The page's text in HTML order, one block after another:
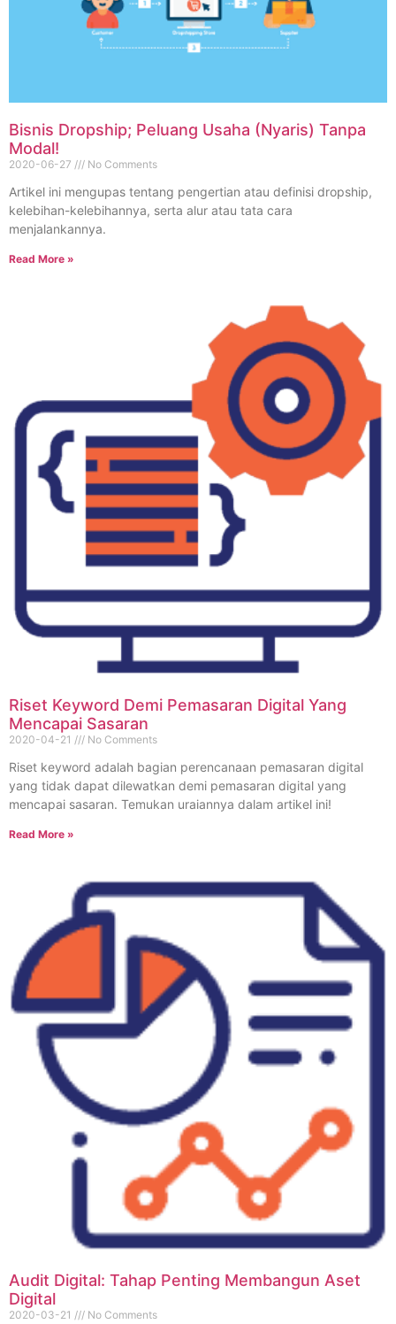
Bisnis Dropship; Peluang Usaha (Nyaris) Tanpa
Modal!
2020-06-27 No Comments
Artikel ini mengupas tentang pengertian atau definisi dropship,
kelebihan-kelebihannya, serta alur atau tata cara
menjalankannya.
Read More »
Riset Keyword Demi Pemasaran Digital Yang
Mencapai Sasaran
2020-04-21 No Comments
Riset keyword adalah bagian perencanaan pemasaran digital
yang tidak dapat dilewatkan demi pemasaran digital yang
mencapai sasaran. Temukan uraiannya dalam artikel ini!
Read More »
Audit Digital: Tahap Penting Membangun Aset
Digital
2020-03-21 No Comments